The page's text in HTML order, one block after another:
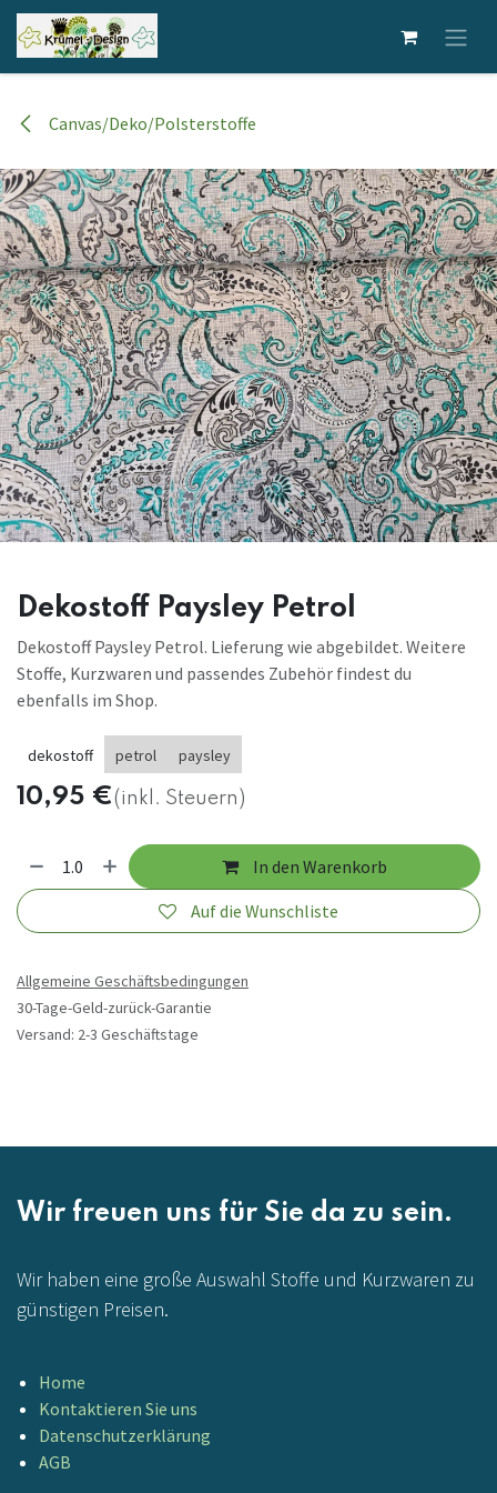
Zum Inhalt springen
Canvas/Deko/Polsterstoffe
Dekostoff Paysley Petrol
Dekostoff Paysley Petrol. Lieferung wie abgebildet. Weitere
Stoffe, Kurzwaren und passendes Zubehör findest du
ebenfalls im Shop.
dekostoff petrol paysley
10,95 €(inkl. Steuern)
In den Warenkorb
Auf die Wunschliste
Allgemeine Geschäftsbedingungen
30-Tage-Geld-zurück-Garantie
Versand: 2-3 Geschäftstage
Wir freuen uns für Sie da zu sein.
Wir haben eine große Auswahl Stoffe und Kurzwaren zu
günstigen Preisen.
Home
Kontaktieren Sie uns
Datenschutzerklärung
AGB